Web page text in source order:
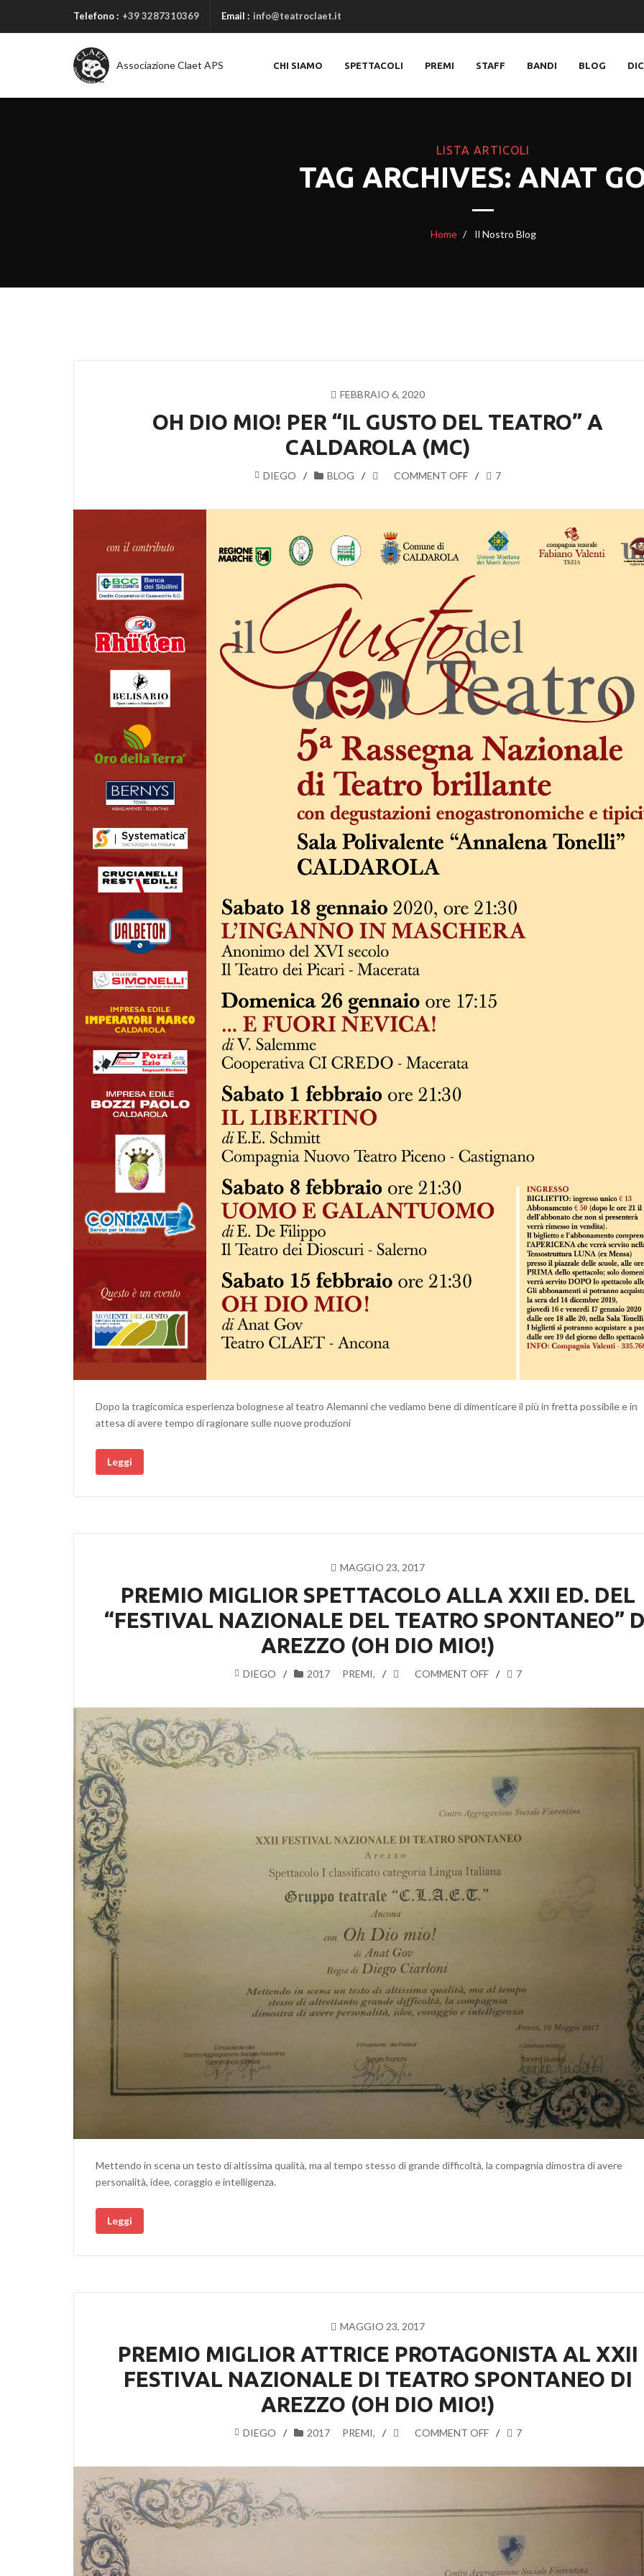
Telefono : +39 3287310369 Email : info@teatroclaet.it
Associazione Claet APS CHI SIAMO SPETTACOLI PREMI STAFF BANDI BLOG
LISTA ARTICOLI
TAG ARCHIVES: ANAT
Home Il Nostro Blog
FEBBRAIO 6, 2020
OH DIO MIO! PER “IL GUSTO DEL TEATRO” A
CALDAROLA (MC)
DIEGO BLOG COMMENT OFF 7
Dopo la tragicomica esperienza bolognese al teatro Alemanni che vediamo bene di dimenticare il più in fretta possibile e in
attesa di avere tempo di ragionare sulle nuove produzioni
Leggi
MAGGIO 23, 2017
PREMIO MIGLIOR SPETTACOLO ALLA XXII ED. DEL
“FESTIVAL NAZIONALE DEL TEATRO SPONTANEO”
AREZZO (OH DIO MIO!)
DIEGO 2017 ,
PREMI COMMENT OFF 7
Mettendo in scena un testo di altissima qualità, ma al tempo stesso di grande difficoltà, la compagnia dimostra di avere
personalità, idee, coraggio e intelligenza.
Leggi
MAGGIO 23, 2017
PREMIO MIGLIOR ATTRICE PROTAGONISTA AL XXII
FESTIVAL NAZIONALE DI TEATRO SPONTANEO DI
AREZZO (OH DIO MIO!)
DIEGO 2017 ,
PREMI COMMENT OFF 7